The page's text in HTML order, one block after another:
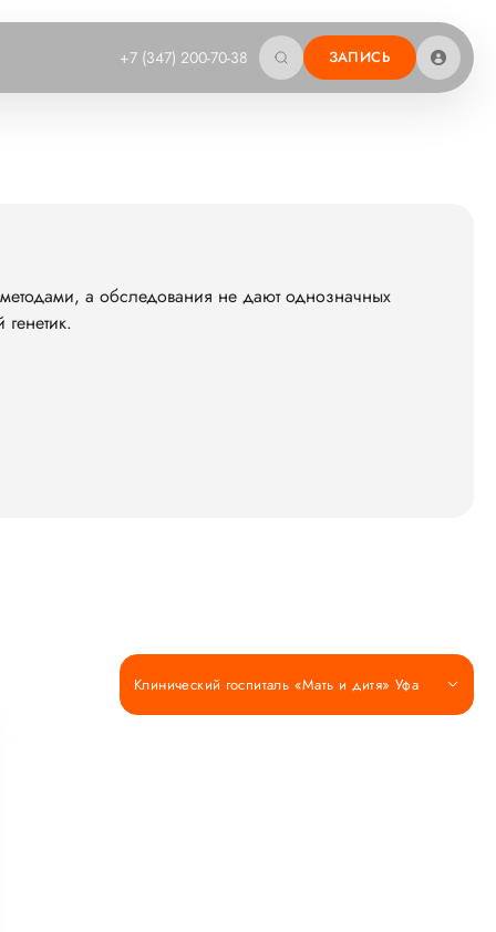
+7 (347) 200-70-38 ЗАПИСЬ
а обследования не дают однозначных
Клинический госпиталь «Мать и дитя» Уфа